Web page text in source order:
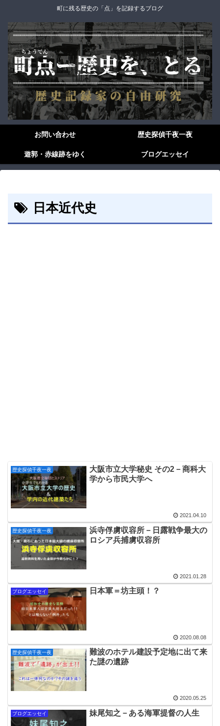
町に残る歴史の「点」を記録するブログ
お問い合わせ 歴史探偵千夜一夜
遊郭・赤線跡をゆく ブログエッセイ
日本近代史
歴史探偵千夜一夜
大阪市立大学秘史 その2－商科大
学から市民大学へ
2021.04.10
歴史探偵千夜一夜
浜寺俘虜収容所－日露戦争最大の
ロシア兵捕虜収容所
2021.01.28
ブログエッセイ 日本軍＝坊主頭！？
2020.08.08
歴史探偵千夜一夜
難波のホテル建設予定地に出て来
た謎の遺跡
2020.05.25
ブログエッセイ 妹尾知之－ある海軍提督の人生